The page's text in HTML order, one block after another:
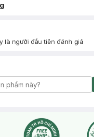
là người đầu tiên đánh giá